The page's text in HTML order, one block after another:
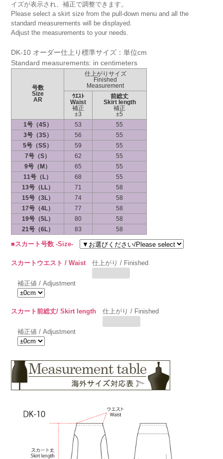
イズが表示され、補正で調整できます。
Please select a skirt size from the pull-down menu and all the
standard measurements will be displayed.
Adjust the measurements to your needs.
DK-10 オーダー仕上り標準サイズ：単位cm
Standard measurements: in centimeters
号数
Size
AR
仕上がりサイズ
Finished
Measurement
ｳｴｽﾄ
Waist
補正
±3
前総丈
Skirt length
補正
±5
1号（4S）
53
55
3号（3S）
56
55
5号（SS）
59
55
7号（S）
62
55
9号（M）
65
55
11号（L）
68
55
13号（LL）
71
58
15号（3L）
74
58
17号（4L）
77
58
19号（5L）
80
58
21号（6L）
83 58
■スカート号数 -Size-
スカートウエスト / Waist 仕上がり / Finished
補正値 / Adjustment
スカート前総丈/ Skirt length 仕上がり / Finished
補正値 / Adjustment